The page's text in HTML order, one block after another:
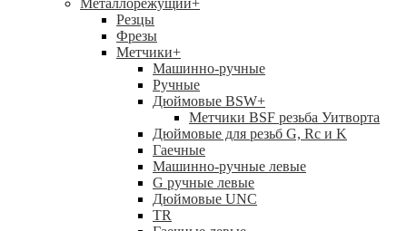
Металлорежущий+
Резцы
Фрезы
Метчики+
Машинно-ручные
Ручные
Дюймовые BSW+
Метчики BSF резьба Уитворта
Дюймовые для резьб G, Rc и K
Гаечные
Машинно-ручные левые
G ручные левые
Дюймовые UNC
TR